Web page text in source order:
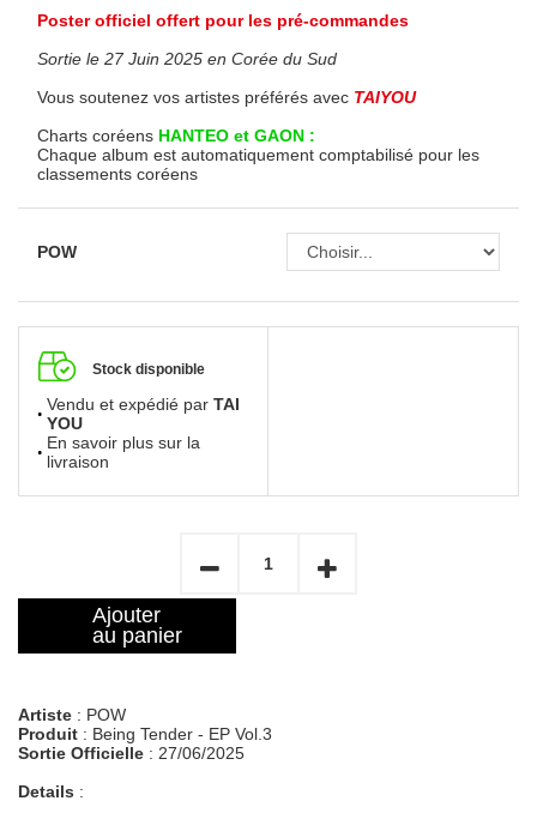
Poster officiel offert pour les pré-commandes
Sortie le 27 Juin 2025 en Corée du Sud
Vous soutenez vos artistes préférés avec TAIYOU
Charts coréens HANTEO et GAON :
Chaque album est automatiquement comptabilisé pour les
classements coréens
POW
Stock disponible
Vendu et expédié par TAI
YOU
En savoir plus sur la
livraison
Ajouter
au panier
Artiste : POW
Produit : Being Tender - EP Vol.3
Sortie Officielle : 27/06/2025
Details :